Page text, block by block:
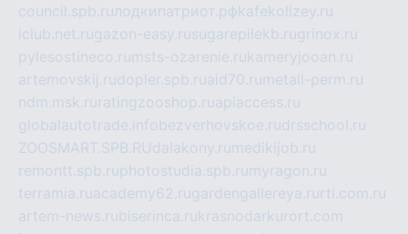
council.spb.ruлодкипатриот.рфkafekolizey.ru
iclub.net.rugazon-easy.rusugarepilekb.rugrinox.ru
pylesostineco.ru msts-ozarenie.rukameryjooan.ru
artemovskij.rudopler.spb.ruaid70.ru metall-perm.ru
ndm.msk.ru ratingzooshop.ruapiaccess.ru
globalautotrade.info bezverhovskoe.rudrsschool.ru
ZOOSMART.SPB.RUdalakony.ru medikijob.ru
remontt.spb.ruphotostudia.spb.ru myragon.ru
terramia.ruacademy62.rugardengallereya.ru rti.com.ru
artem-news.rubiserinca.rukrasnodarkurort.com